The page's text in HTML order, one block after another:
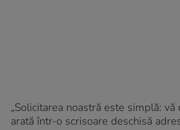
„Solicitarea noastră este simplă:
arată într-o scrisoare deschisă